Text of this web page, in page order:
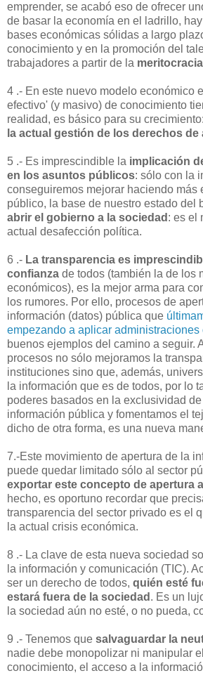
emprender, se acabó eso de ofrecer
de basar la economía en el ladrillo,
bases económicas sólidas a largo
conocimiento y en la promoción del
trabajadores a partir de la meritocracia
4 .- En este nuevo modelo económico
efectivo' (y masivo) de conocimiento
realidad, es básico para su crecimiento:
la actual gestión de los derechos de
5 .- Es imprescindible la implicación
en los asuntos públicos: sólo con la
conseguiremos mejorar haciendo más
público, la base de nuestro estado del
abrir el gobierno a la sociedad : es el
actual desafección política.
6 .- La transparencia es
confianza de todos (también la de los
económicos), es la mejor arma para
los rumores. Por ello, procesos de
información (datos) pública que
empezando a aplicar administraciones
buenos ejemplos del camino a seguir.
procesos no sólo mejoramos la
instituciones sino que, además,
la información que es de todos, por lo
poderes basados en la exclusividad
información pública y fomentamos el
dicho de otra forma, es una nueva
7.-Este movimiento de apertura de la
puede quedar limitado sólo al sector
exportar este concepto de apertura
hecho, es oportuno recordar que
transparencia del sector privado es el
la actual crisis económica.
8 .- La clave de esta nueva sociedad
la información y comunicación (TIC).
ser un derecho de todos, quién esté
estará fuera de la sociedad . Es un
la sociedad aún no esté, o no pueda,
9 .- Tenemos que salvaguardar la
nadie debe monopolizar ni manipular
conocimiento, el acceso a la